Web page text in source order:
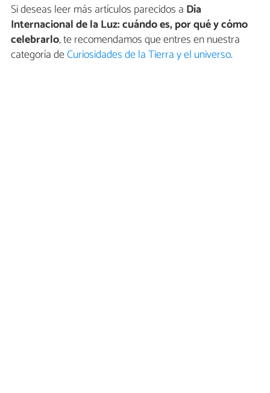
Si deseas leer más artículos parecidos a Día
Internacional de la Luz: cuándo es, por qué y cómo
celebrarlo, te recomendamos que entres en nuestra
categoría deCuriosidades de la Tierra y el universo.